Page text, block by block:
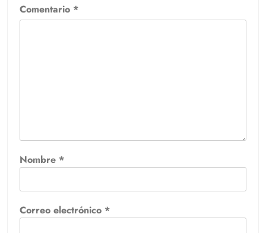
Comentario *
Nombre *
Correo electrónico *